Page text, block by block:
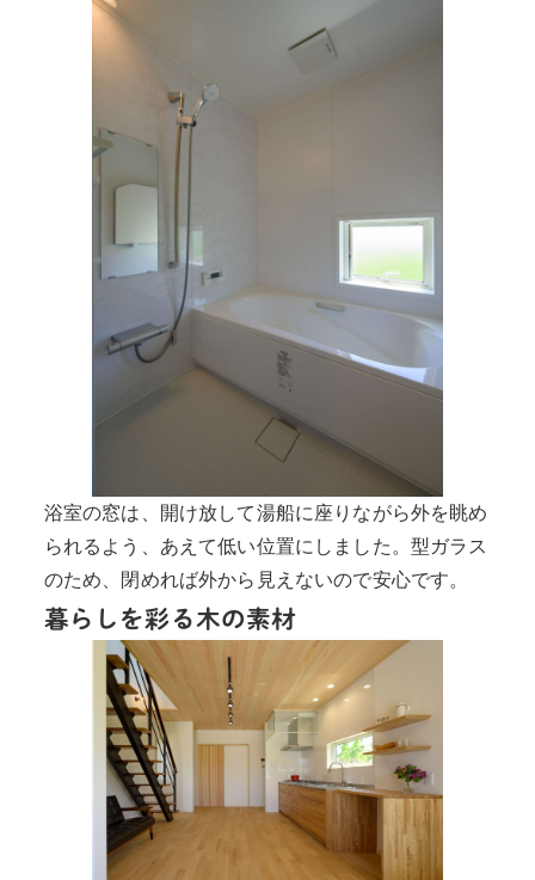
浴室の窓は、開け放して湯船に座りながら外を眺め
られるよう、あえて低い位置にしました。型ガラス
のため、閉めれば外から見えないので安心です。
暮らしを彩る木の素材